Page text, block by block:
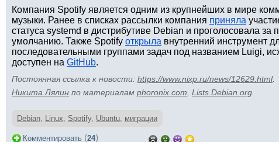
Компания Spotify является одним из крупнейших в мире
музыки. Ранее в списках рассылки компания приняла
статуса systemd в дистрибутиве Debian и проголосовала за
умолчанию. Также Spotify открыла внутренний инструмент
последовательными группами задач под названием Luigi,
доступен на GitHub.
Постоянная ссылка к новости: https://www.nixp.ru/news/12629.html.
Никита Лялин по материалам phoronix.com Lists.Debian.org
Debian, Linux, Spotify, Ubuntu, миграции
Комментировать (24)